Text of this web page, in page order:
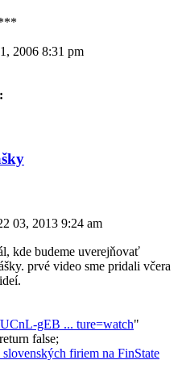
2006 8:31 pm
03, 2013 9:24 am
kde budeme uverejňovať
prvé video sme pridali včera
gEB ... ture=watch"
false;
firiem na FinState